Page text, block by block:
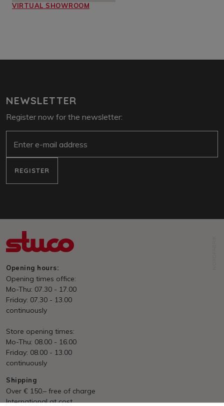
VIRTUAL SHOWROOM
NEWSLETTER
Register now for the newsletter:
REGISTER
Opening hours:
Opening times office:
Mo-Thu: 07.30 - 17.00
Friday: 07.30 - 13.00
continuously
Store opening times:
Mo-Thu: 08.00 - 16.00
Friday: 08.00 - 13.00
continuously
Shipping
Over € 150.– free of charge
International at cost